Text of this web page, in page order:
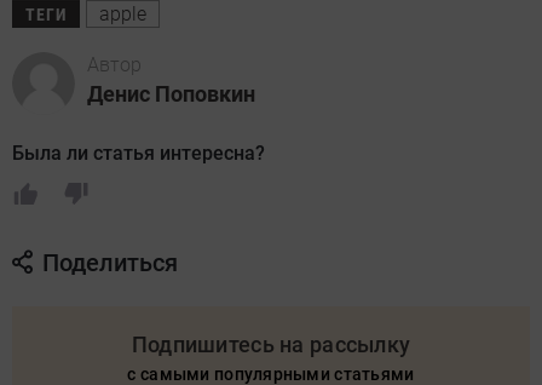
ТЕГИ apple
Автор
Денис Поповкин
Была ли статья интересна?
Поделиться
Подпишитесь на рассылку
с самыми популярными статьями